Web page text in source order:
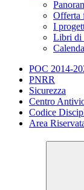
Offerta
I
Libri di
POC 2014-
PNRR
Sicurezza
Centro
Codice
Area